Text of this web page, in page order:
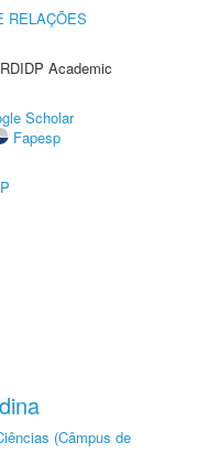
RELAÇÕES
Academic
Scholar
Fapesp
(Câmpus de